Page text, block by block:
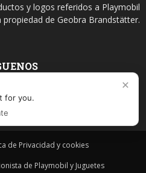
y logos referidos a Playmobil
de Geobra Brandstätter.
de Privacidad y cookies
de Playmobil y Juguetes
×
for you.